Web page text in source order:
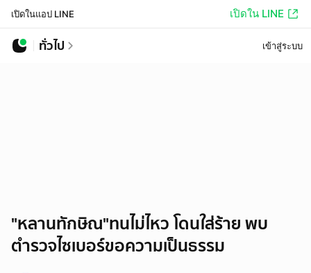
เปิดในแอป LINE เปิดใน LINE
ทั่วไป เข้าสู่ระบบ
"หลานทักษิณ"ทนไม่ไหว โดนใส่ร้าย พบ
ตำรวจไซเบอร์ขอความเป็นธรรม